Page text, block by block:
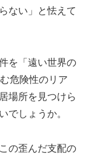
ない」と怯えて
を「遠い世界の
危険性のリア
場所を見つけら
でしょうか。
の歪んだ支配の